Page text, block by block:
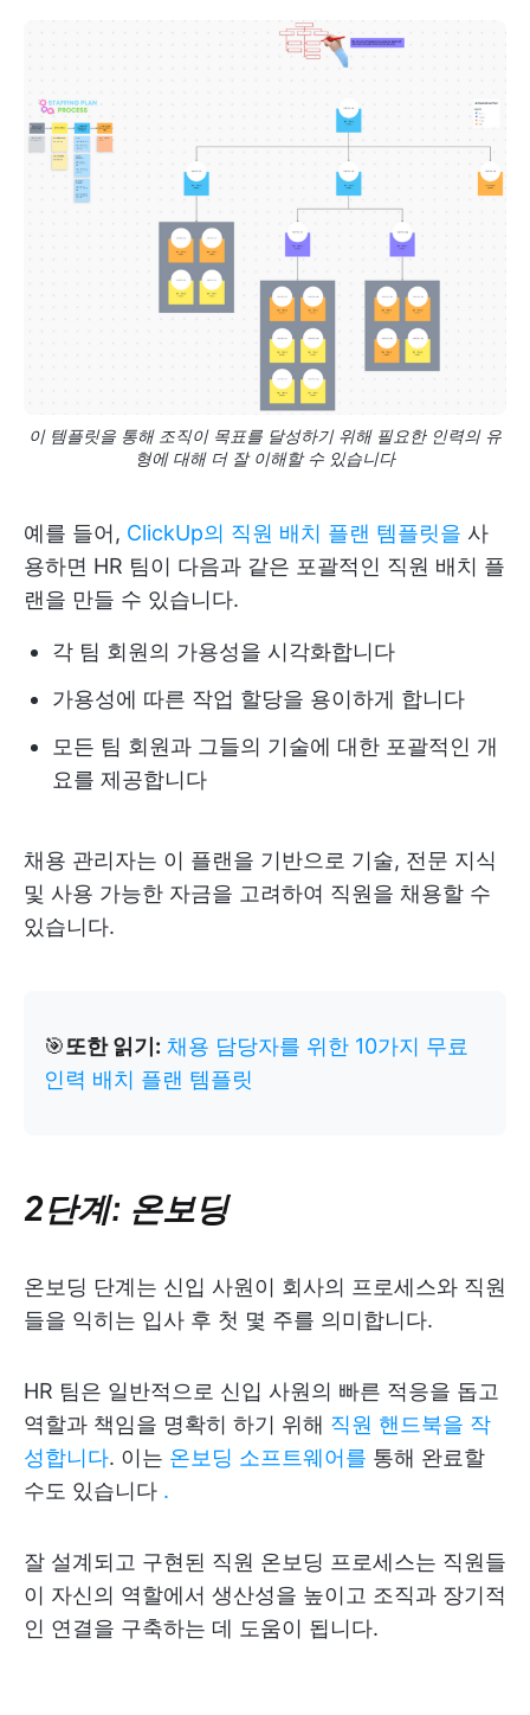
이 템플릿을 통해 조직이 목표를 달성하기 위해 필요한 인력의 유
형에 대해 더 잘 이해할 수 있습니다
예를 들어, ClickUp의 직원 배치 플랜 템플릿을 사
용하면 HR 팀이 다음과 같은 포괄적인 직원 배치 플
랜을 만들 수 있습니다.
각 팀 회원의 가용성을 시각화합니다
가용성에 따른 작업 할당을 용이하게 합니다
모든 팀 회원과 그들의 기술에 대한 포괄적인 개
요를 제공합니다
채용 관리자는 이 플랜을 기반으로 기술, 전문 지식
및 사용 가능한 자금을 고려하여 직원을 채용할 수
있습니다.
🎯또한 읽기: 채용 담당자를 위한 10가지 무료
인력 배치 플랜 템플릿
2단계: 온보딩
온보딩 단계는 신입 사원이 회사의 프로세스와 직원
들을 익히는 입사 후 첫 몇 주를 의미합니다.
HR 팀은 일반적으로 신입 사원의 빠른 적응을 돕고
역할과 책임을 명확히 하기 위해 직원 핸드북을 작
성합니다. 이는 온보딩 소프트웨어를 통해 완료할
수도 있습니다 .
잘 설계되고 구현된 직원 온보딩 프로세스는 직원들
이 자신의 역할에서 생산성을 높이고 조직과 장기적
인 연결을 구축하는 데 도움이 됩니다.